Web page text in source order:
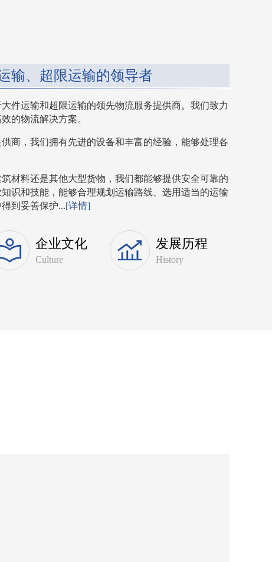
输、超限运输的领导者
件运输和超限运输的领先物流服务提供商。我们致力
的物流解决方案。
商，我们拥有先进的设备和丰富的经验，能够处理各
材料还是其他大型货物，我们都能够提供安全可靠的
识和技能，能够合理规划运输路线、选用适当的运输
到妥善保护...[详情]
企业文化
Culture
发展历程
History